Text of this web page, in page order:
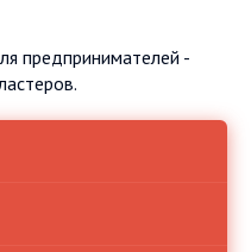
предпринимателей -